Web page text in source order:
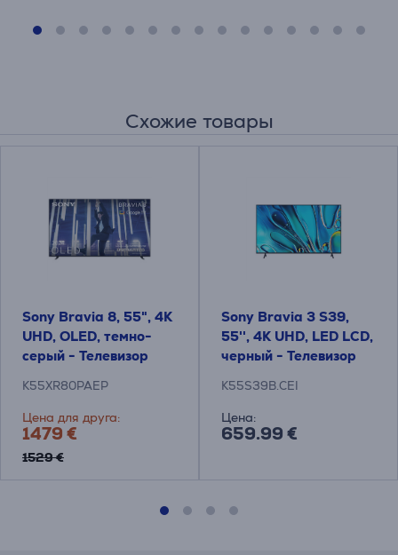
Схожие товары
Sony Bravia 8, 55", 4K
UHD, OLED, темно-
серый - Телевизор
K55XR80PAEP
Цена для друга:
1479 €
1529 €
Sony Bravia 3 S39,
55'', 4K UHD, LED LCD,
черный - Телевизор
K55S39B.CEI
Цена:
659.99 €